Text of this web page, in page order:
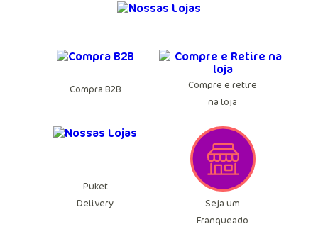
Compra B2B
Compre e retire
na loja
Puket
Delivery
Seja um
Franqueado